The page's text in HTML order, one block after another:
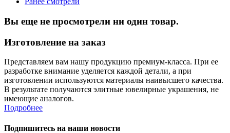
Вы еще не просмотрели ни один товар.
Изготовление на заказ
Представляем вам нашу продукцию премиум-класса. При ее
разработке внимание уделяется каждой детали, а при
изготовлении используются материалы наивысшего качества.
В результате получаются элитные ювелирные украшения, не
имеющие аналогов.
Подробнее
Подпишитесь на наши новости